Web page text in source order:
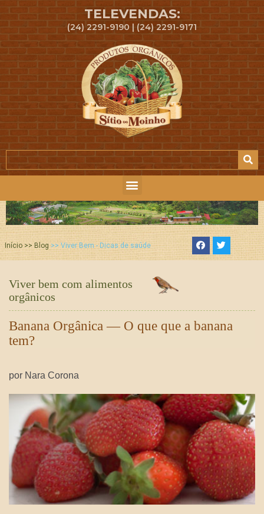
TELEVENDAS:
(24) 2291-9190 | (24) 2291-9171
Início >> Blog>> Viver Bem - Dicas de saúde
Viver bem com alimentos
orgânicos
Banana Orgânica — O que que a banana
tem?
por Nara Corona